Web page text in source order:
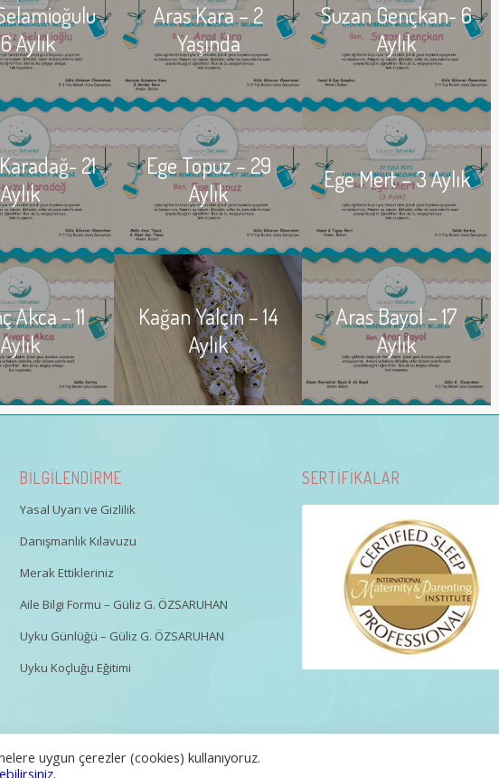
Aylık
Aras Kara – 2
Yaşında
Suzan Gençkan- 6
Aylık
21
Aylık
Ege Topuz – 29
Aylık
Ege Mert – 3 Aylık
Akca – 11
Aylık
Kağan Yalçın – 14
Aylık
Aras Bayol – 17
Aylık
BİLGİLENDİRME
Yasal Uyarı ve Gizlilik
Danışmanlık Kılavuzu
Merak Ettikleriniz
Aile Bilgi Formu – Güliz G. ÖZSARUHAN
Uyku Günlüğü – Güliz G. ÖZSARUHAN
Uyku Koçluğu Eğitimi
SERTİFİKALAR
uygun çerezler (cookies) kullanıyoruz.